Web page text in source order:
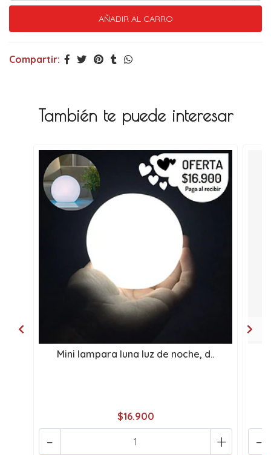
Compartir:
También te puede interesar
Mini lampara luna luz de noche, d..
$16.900
+
- -